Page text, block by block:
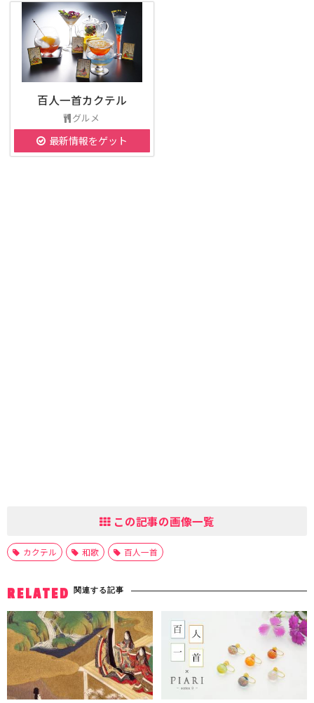
百人一首カクテル
グルメ
最新情報をゲット
この記事の画像一覧
カクテル 和歌 百人一首
RELATED 関連する記事